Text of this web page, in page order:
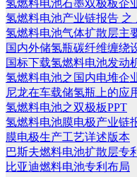
氢燃料电池石墨双极板企
氢燃料电池产业链报告 之
氢燃料电池气体扩散层主
国内外储氢瓶碳纤维缠绕
国标下载氢燃料电池发动
氢燃料电池之国内电堆企
尼龙在车载储氢瓶上的应
氢燃料电池之双极板PPT
氢燃料电池膜电极产业链
膜电极生产工艺详述版本
巴斯夫燃料电池扩散层专
比亚迪燃料电池专利布局